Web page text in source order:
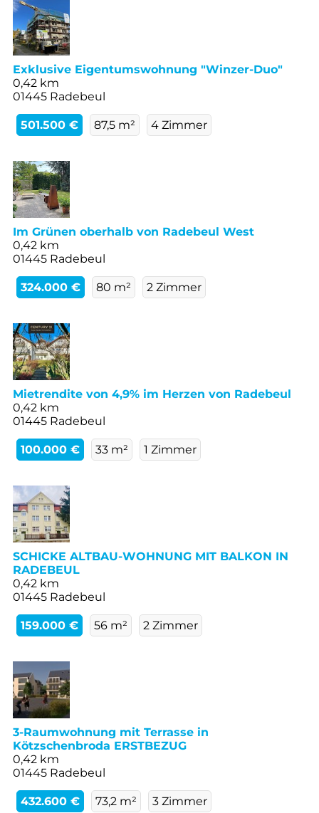
Exklusive Eigentumswohnung "Winzer-Duo"
0,42 km
01445 Radebeul
501.500 € 87,5 m² 4 Zimmer
Im Grünen oberhalb von Radebeul West
0,42 km
01445 Radebeul
324.000 € 80 m² 2 Zimmer
Mietrendite von 4,9% im Herzen von Radebeul
0,42 km
01445 Radebeul
100.000 € 33 m² 1 Zimmer
SCHICKE ALTBAU-WOHNUNG MIT BALKON IN
RADEBEUL
0,42 km
01445 Radebeul
159.000 € 56 m² 2 Zimmer
3-Raumwohnung mit Terrasse in
Kötzschenbroda ERSTBEZUG
0,42 km
01445 Radebeul
432.600 € 73,2 m² 3 Zimmer